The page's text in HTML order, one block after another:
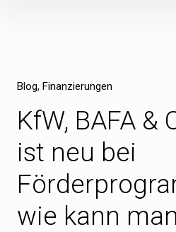
Blog Finanzierungen
KfW, BAFA &
ist neu bei
wie kann man